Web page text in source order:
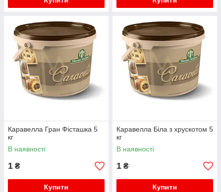
Каравелла Гран Фісташка 5
кг
В наявності
1 ₴
Купити
Каравелла Біла з хрускотом 5
кг
В наявності
1 ₴
Купити